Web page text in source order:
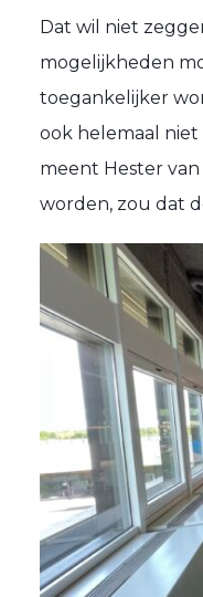
Dat wil niet
mogelijkheden
toegankelijker
ook helemaal niet
meent Hester
worden, zou dat